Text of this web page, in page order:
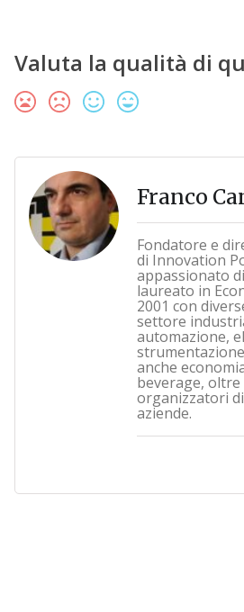
Valuta la qualità di
Franco
Fondatore e
di Innovation
appassionato
laureato in
2001 con
settore
automazione,
anche
beverage, oltre
organizzatori
aziende.